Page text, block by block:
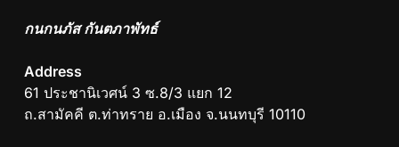
กนกนภัส กันตภาพัทธ์
Address
61 ประชานิเวศน์ 3 ซ.8/3 แยก 12
ถ.สามัคคี ต.ท่าทราย อ.เมือง จ.นนทบุรี 10110